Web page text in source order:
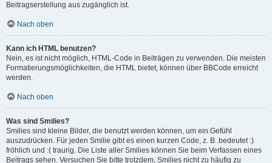
Beitragserstellung aus zugänglich ist.
Nach oben
Kann ich HTML benutzen?
Nein, es ist nicht möglich, HTML-Code in Beiträgen zu verwenden. Die meisten
Formatierungsmöglichkeiten, die HTML bietet, können über BBCode erreicht
werden.
Nach oben
Was sind Smilies?
Smilies sind kleine Bilder, die benutzt werden können, um ein Gefühl
auszudrücken. Für jeden Smilie gibt es einen kurzen Code, z. B. bedeutet :)
fröhlich und :( traurig. Die Liste aller Smilies können Sie beim Verfassen eines
Beitrags sehen. Versuchen Sie bitte trotzdem, Smilies nicht zu häufig zu